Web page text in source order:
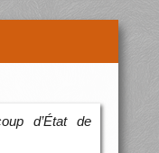
d’État de